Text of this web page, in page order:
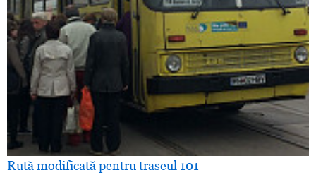
Rută modificată pentru traseul 101